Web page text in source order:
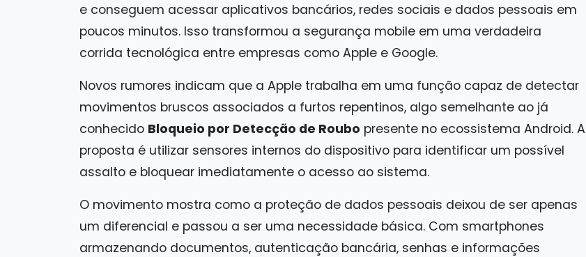
e conseguem acessar aplicativos bancários, redes sociais e dados pessoais em
poucos minutos. Isso transformou a segurança mobile em uma verdadeira
corrida tecnológica entre empresas como Apple e Google.
Novos rumores indicam que a Apple trabalha em uma função capaz de detectar
movimentos bruscos associados a furtos repentinos, algo semelhante ao já
conhecido Bloqueio por Detecção de Roubo presente no ecossistema Android. A
proposta é utilizar sensores internos do dispositivo para identificar um possível
assalto e bloquear imediatamente o acesso ao sistema.
O movimento mostra como a proteção de dados pessoais deixou de ser apenas
um diferencial e passou a ser uma necessidade básica. Com smartphones
armazenando documentos, autenticação bancária, senhas e informações